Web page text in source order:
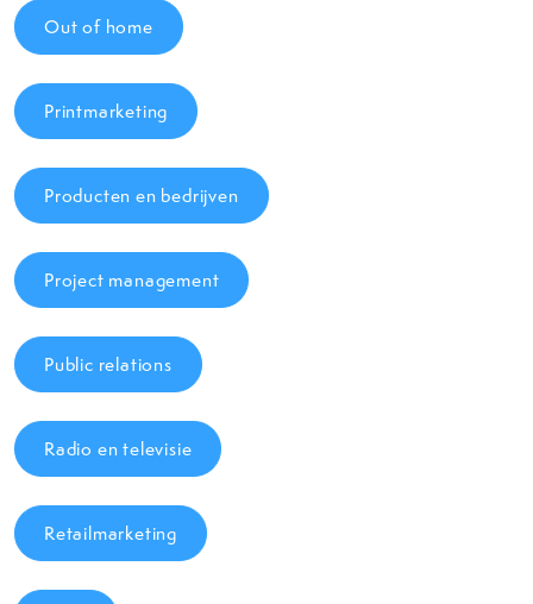
Out of home
Printmarketing
Producten en bedrijven
Project management
Public relations
Radio en televisie
Retailmarketing